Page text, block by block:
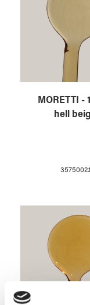
MORETTI -
hell
3575002.1